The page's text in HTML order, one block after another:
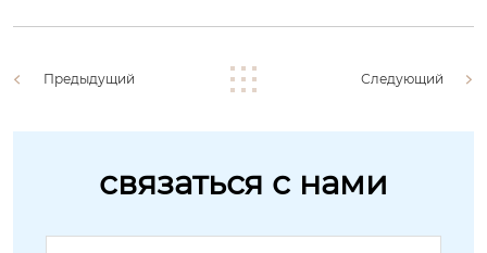
Предыдущий Следующий
связаться с нами